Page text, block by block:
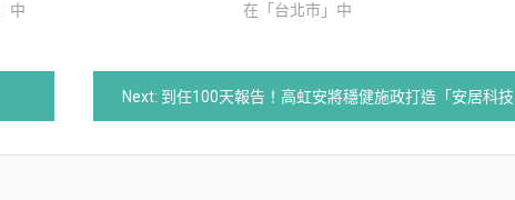
中
在「台北市」中
Next: 到任100天報告！高虹安將穩健施政打造「安居科技城」